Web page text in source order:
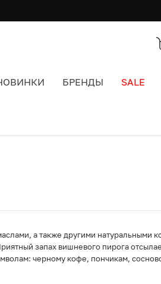
БРЕНДЫ SALE
а также другими натуральными
запах вишневого пирога
черному кофе, пончикам,